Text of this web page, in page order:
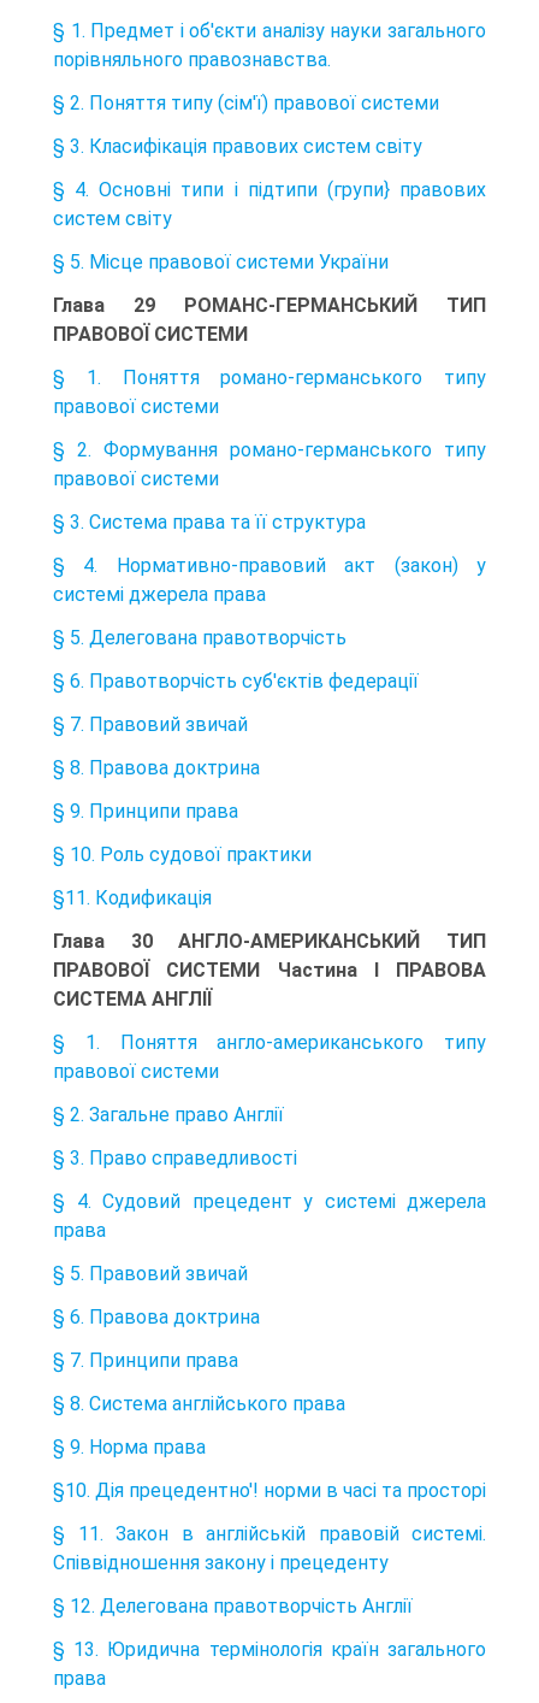
§ 1. Предмет і об'єкти аналізу науки загального
порівняльного правознавства.
§ 2. Поняття типу (сім'ї) правової системи
§ 3. Класифікація правових систем світу
§ 4. Основні типи і підтипи (групи} правових
систем світу
§ 5. Місце правової системи України
Глава 29 РОМАНС-ГЕРМАНСЬКИЙ ТИП
ПРАВОВОЇ СИСТЕМИ
§ 1. Поняття романо-германського типу
правової системи
§ 2. Формування романо-германського типу
правової системи
§ 3. Система права та її структура
§ 4. Нормативно-правовий акт (закон) у
системі джерела права
§ 5. Делегована правотворчість
§ 6. Правотворчість суб'єктів федерації
§ 7. Правовий звичай
§ 8. Правова доктрина
§ 9. Принципи права
§ 10. Роль судової практики
§11. Кодификація
Глава 30 АНГЛО-АМЕРИКАНСЬКИЙ ТИП
ПРАВОВОЇ СИСТЕМИ Частина І ПРАВОВА
СИСТЕМА АНГЛІЇ
§ 1. Поняття англо-американського типу
правової системи
§ 2. Загальне право Англії
§ 3. Право справедливості
§ 4. Судовий прецедент у системі джерела
права
§ 5. Правовий звичай
§ 6. Правова доктрина
§ 7. Принципи права
§ 8. Система англійського права
§ 9. Норма права
§10. Дія прецедентно'! норми в часі та просторі
§ 11. Закон в англійській правовій системі.
Співвідношення закону і прецеденту
§ 12. Делегована правотворчість Англії
§ 13. Юридична термінологія країн загального
права